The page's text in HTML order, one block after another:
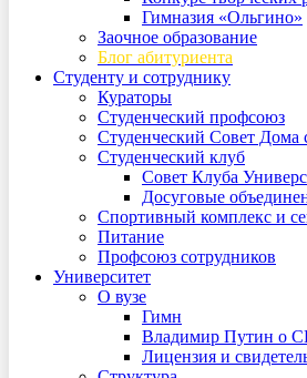
Гимназия «Ольгино»
Заочное образование
Блог абитуриента
Студенту и сотруднику
Кураторы
Студенческий профсоюз
Студенческий Совет Дома
Студенческий клуб
Совет Клуба
Досуговые
Спортивный комплекс и
Питание
Профсоюз сотрудников
Университет
О вузе
Гимн
Владимир Путин о
Лицензия и